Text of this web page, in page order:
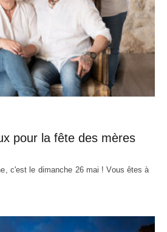
pour la fête des mères
c'est le dimanche 26 mai ! Vous êtes à